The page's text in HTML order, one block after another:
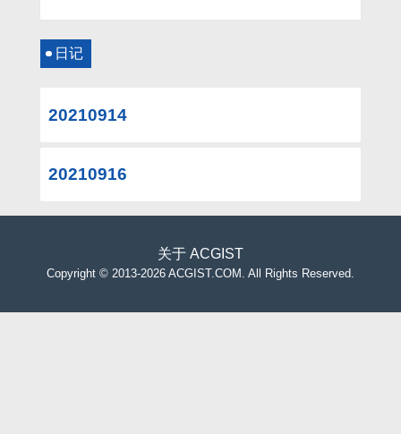
日记
20210914
20210916
关于 ACGIST
Copyright © 2013-2026 ACGIST.COM. All Rights Reserved.